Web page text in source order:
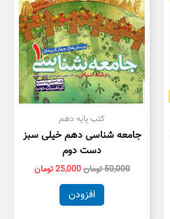
کتب پایه دهم
جامعه شناسی دهم خیلی سبز
دست دوم
50,000تومان25,000تومان
افزودن